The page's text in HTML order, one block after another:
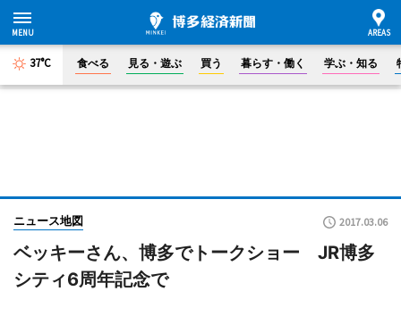
37°C 食べる 見る・遊ぶ 買う 暮らす・働く 学ぶ・知る
ニュース地図 2017.03.06
ベッキーさん、博多でトークショー JR博多
シティ6周年記念で